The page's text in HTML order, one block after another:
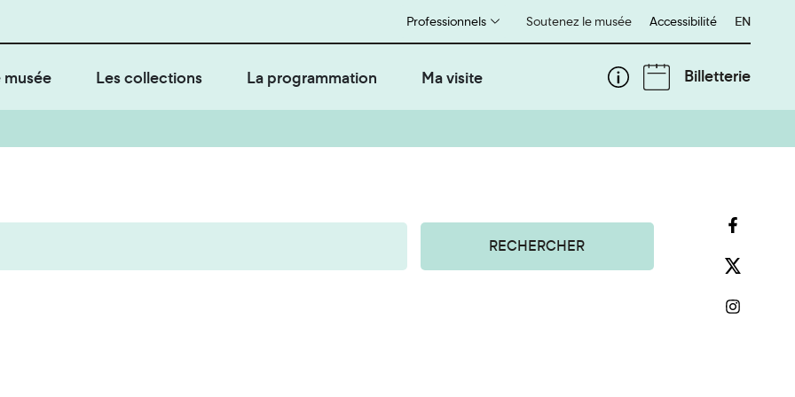
Soutenez le musée
Professionnels Accessibilité English
EN
musée Les collections La programmation Ma visite Billetterie
RECHERCHER